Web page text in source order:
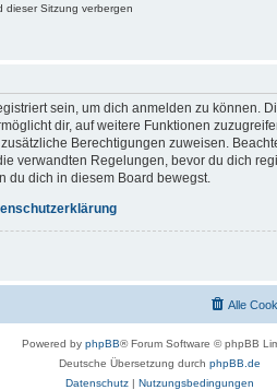
dieser Sitzung verbergen
sein, um dich anmelden zu können.
dir, auf weitere Funktionen
Berechtigungen zuweisen.
verwandten Regelungen, bevor du dich
du dich in diesem Board bewegst.
Alle
Powered by phpBB® Forum Software © phpBB
Deutsche Übersetzung durch phpBB.de
Datenschutz | Nutzungsbedingungen